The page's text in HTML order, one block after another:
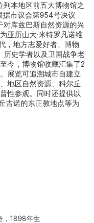
本地区前五大博物馆之
市议会第954号决议
对库兹巴斯自然资源的兴
亚历山大·米特罗凡诺维
，地方志爱好者、博物
历史学者以及卫国战争老
今，博物馆收藏汇集了2
展览可追溯城市自建立
地区自然资源、科尔丘
性参观。同时还提供以
吉诺的东正教地点等为
，1898年生